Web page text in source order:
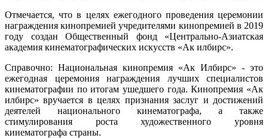
Отмечается, что в целях ежегодного проведения церемонии
награждения кинопремией учредителями кинопремией в 2019
году создан Общественный фонд «Центрально-Азиатская
академия кинематографических искусств «Ак илбирс».
Справочно: Национальная кинопремия «Ак Илбирс» - это
ежегодная церемония награждения лучших специалистов
кинематографии по итогам ушедшего года. Кинопремия «Ак
илбирс» вручается в целях признания заслуг и достижений
деятелей национального кинематографа, а также
стимулирования роста художественного уровня
кинематографа страны.